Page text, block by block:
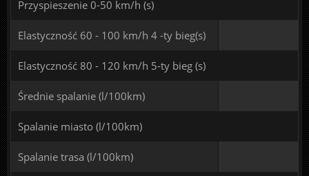
Przyspieszenie 0-50 km/h (s)
Elastyczność 60 - 100 km/h 4 -ty bieg(s)
Elastyczność 80 - 120 km/h 5-ty bieg (s)
Średnie spalanie (l/100km)
Spalanie miasto (l/100km)
Spalanie trasa (l/100km)